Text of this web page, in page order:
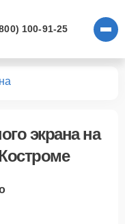
100-91-25
экранана